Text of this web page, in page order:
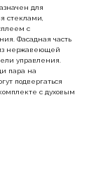
для
стеклами,
с
Фасадная часть
нержавеющей
управления.
пара на
подвергаться
с духовым